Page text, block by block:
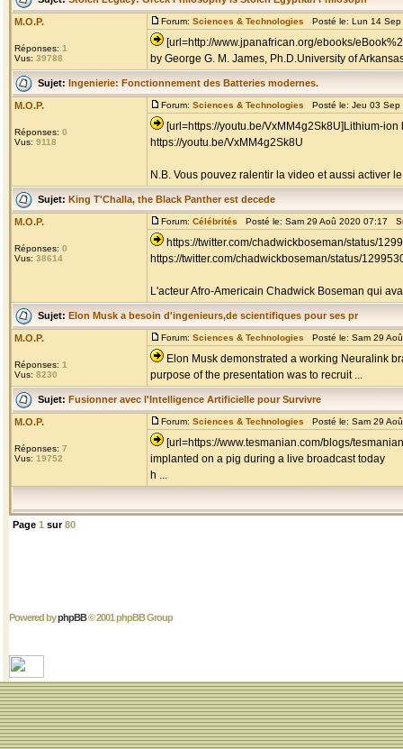
M.O.P.
Réponses: 1
Vus: 39788
Forum: Sciences & Technologies Posté le: Lun 14
[url=http://www.jpanafrican.org/ebooks/
by George G. M. James, Ph.D.University of
Sujet: Ingenierie: Fonctionnement des Batteries modernes.
M.O.P.
Réponses: 0
Vus: 9118
Forum: Sciences & Technologies Posté le: Jeu 03
[url=https://youtu.be/VxMM4g2Sk8U]Lithium-ion
https://youtu.be/VxMM4g2Sk8U
N.B. Vous pouvez ralentir la video et aussi activer
Sujet: King T'Challa, the Black Panther est decede
M.O.P.
Réponses: 0
Vus: 38614
Forum: Célébrités Posté le: Sam 29 Aoû 2020 07:17
https://twitter.com/chadwickboseman/status/
https://twitter.com/chadwickboseman/status/
L'acteur Afro-Americain Chadwick Boseman qui
Sujet: Elon Musk a besoin d'ingenieurs,de scientifiques pour ses pr
M.O.P.
Réponses: 1
Vus: 8230
Forum: Sciences & Technologies Posté le: Sam 29
Elon Musk demonstrated a working Neuralink
purpose of the presentation was to recruit ...
Sujet: Fusionner avec l'Intelligence Artificielle pour Survivre
M.O.P.
Réponses: 7
Vus: 19752
Forum: Sciences & Technologies Posté le: Sam 29
[url=https://www.tesmanian.com/blogs/
implanted on a pig during a live broadcast today
h ...
Page 1 sur80
Powered byphpBB© 2001 phpBB Group